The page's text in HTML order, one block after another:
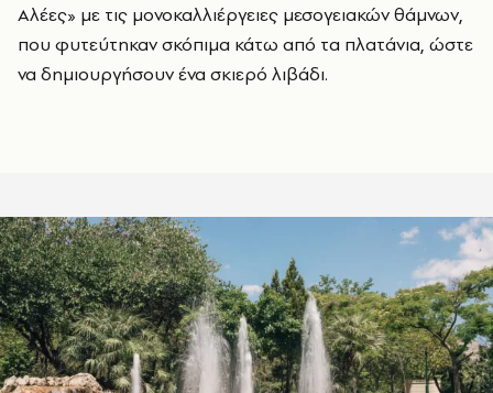
Αλέες» με τις μονοκαλλιέργειες μεσογειακών θάμνων,
που φυτεύτηκαν σκόπιμα κάτω από τα πλατάνια, ώστε
να δημιουργήσουν ένα σκιερό λιβάδι.